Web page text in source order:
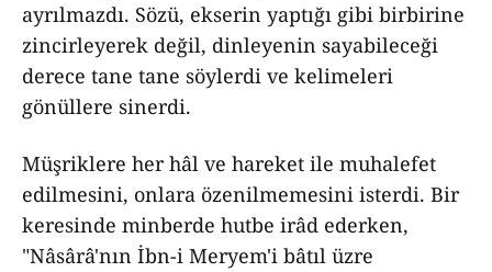
ayrılmazdı. Sözü, ekserin yaptığı gibi birbirine
zincirleyerek değil, dinleyenin sayabileceği
derece tane tane söylerdi ve kelimeleri
gönüllere sinerdi.
Müşriklere her hâl ve hareket ile muhalefet
edilmesini, onlara özenilmemesini isterdi. Bir
keresinde minberde hutbe irâd ederken,
"Nâsârâ'nın İbn-i Meryem'i bâtıl üzre